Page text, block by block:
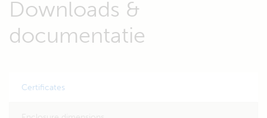
Downloads &
documentatie
Certificates